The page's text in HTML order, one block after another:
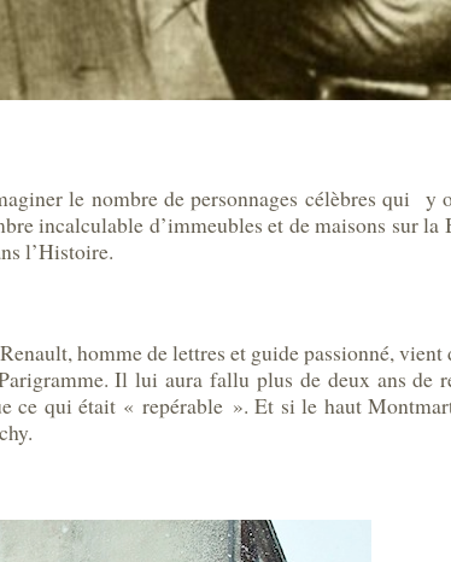
le nombre de personnages célèbres qui y
incalculable d’immeubles et de maisons sur la
l’Histoire.
homme de lettres et guide passionné,
Il lui aura fallu plus de deux ans de
ce qui était « repérable ». Et si le haut